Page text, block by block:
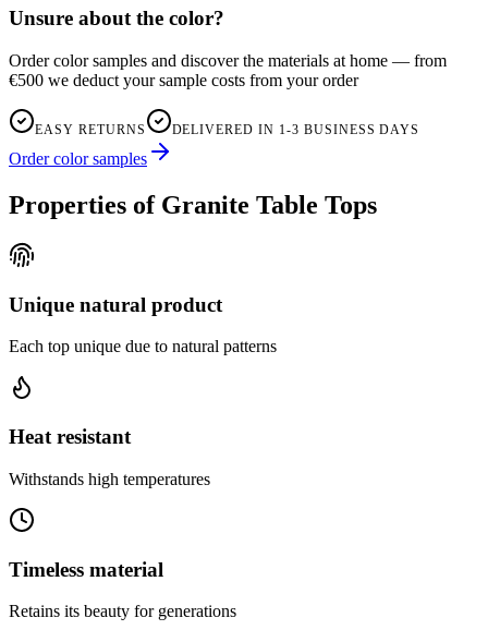
Unsure about the color?
Order color samples and discover the materials at home — from
€500 we deduct your sample costs from your order
EASY RETURNS DELIVERED IN 1-3 BUSINESS DAYS
Order color samples
Properties of Granite Table Tops
Unique natural product
Each top unique due to natural patterns
Heat resistant
Withstands high temperatures
Timeless material
Retains its beauty for generations